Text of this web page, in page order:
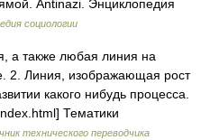
Antinazi. Энциклопедия
социологии
а также любая линия на
2. Линия, изображающая рост
какого нибудь процесса.
Тематики
технического переводчика